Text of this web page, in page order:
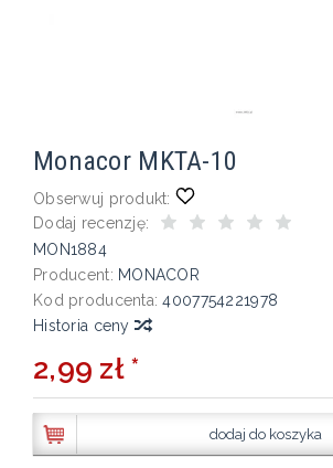
Monacor MKTA-10
Obserwuj produkt:
Dodaj recenzję:
MON1884
Producent: MONACOR
Kod producenta: 4007754221978
Historia ceny
2,99 zł *
dodaj do koszyka